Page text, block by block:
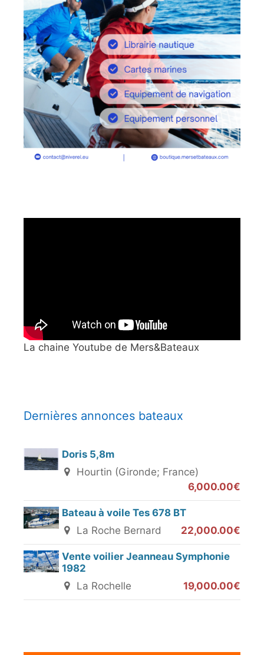
La chaine Youtube de Mers&Bateaux
Dernières annonces bateaux
Doris 5,8m
Hourtin (Gironde; France)
6,000.00€
Bateau à voile Tes 678 BT
La Roche Bernard
22,000.00€
Vente voilier Jeanneau Symphonie
1982
La Rochelle
19,000.00€